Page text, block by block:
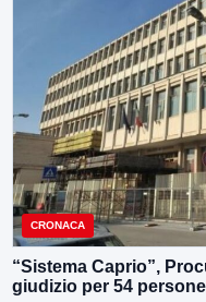
CRONACA
“Sistema Caprio”,
giudizio per 54 persone